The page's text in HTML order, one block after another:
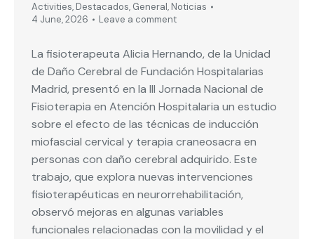
Activities, Destacados, General, Noticias
4 June, 2026
Leave a comment
La fisioterapeuta Alicia Hernando, de la Unidad
de Daño Cerebral de Fundación Hospitalarias
Madrid, presentó en la III Jornada Nacional de
Fisioterapia en Atención Hospitalaria un estudio
sobre el efecto de las técnicas de inducción
miofascial cervical y terapia craneosacra en
personas con daño cerebral adquirido. Este
trabajo, que explora nuevas intervenciones
fisioterapéuticas en neurorrehabilitación,
observó mejoras en algunas variables
funcionales relacionadas con la movilidad y el